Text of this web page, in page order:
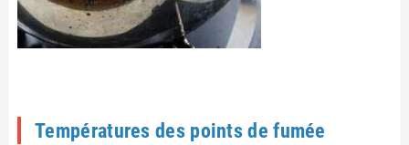
Températures des points de fumée